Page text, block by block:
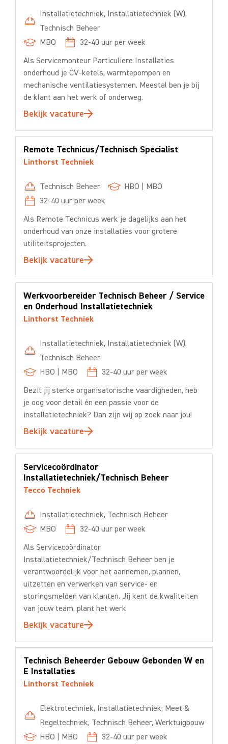
Installatietechniek, Installatietechniek (W),
Technisch Beheer
MBO
32-40 uur per week
Als Servicemonteur Particuliere Installaties
onderhoud je CV-ketels, warmtepompen en
mechanische ventilatiesystemen. Meestal ben je bij
de klant aan het werk of onderweg.
Bekijk vacature
Remote Technicus/Technisch Specialist
Linthorst Techniek
Technisch Beheer HBO | MBO
32-40 uur per week
Als Remote Technicus werk je dagelijks aan het
onderhoud van onze installaties voor grotere
utiliteitsprojecten.
Bekijk vacature
Werkvoorbereider Technisch Beheer / Service
en Onderhoud Installatietechniek
Linthorst Techniek
Installatietechniek, Installatietechniek (W),
Technisch Beheer
HBO | MBO 32-40 uur per week
Bezit jij sterke organisatorische vaardigheden, heb
je oog voor detail én een passie voor de
installatietechniek? Dan zijn wij op zoek naar jou!
Bekijk vacature
Servicecoördinator
Installatietechniek/Technisch Beheer
Tecco Techniek
Installatietechniek, Technisch Beheer
MBO
32-40 uur per week
Als Servicecoördinator
Installatietechniek/Technisch Beheer ben je
verantwoordelijk voor het aannemen, plannen,
uitzetten en verwerken van service- en
storingsmelden van klanten. Jij kent de kwaliteiten
van jouw team, plant het werk
Bekijk vacature
Technisch Beheerder Gebouw Gebonden W en
E Installaties
Linthorst Techniek
Elektrotechniek, Installatietechniek, Meet &
Regeltechniek, Technisch Beheer, Werktuigbouw
HBO | MBO 32-40 uur per week